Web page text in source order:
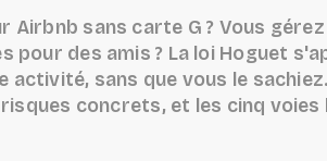
Airbnb sans carte G ? Vous
pour des amis ? La loi Hoguet
sans que vous le
concrets, et les cinq voies